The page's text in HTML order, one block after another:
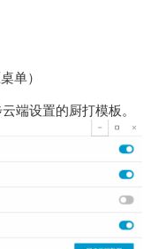
单）
端设置的厨打模板。